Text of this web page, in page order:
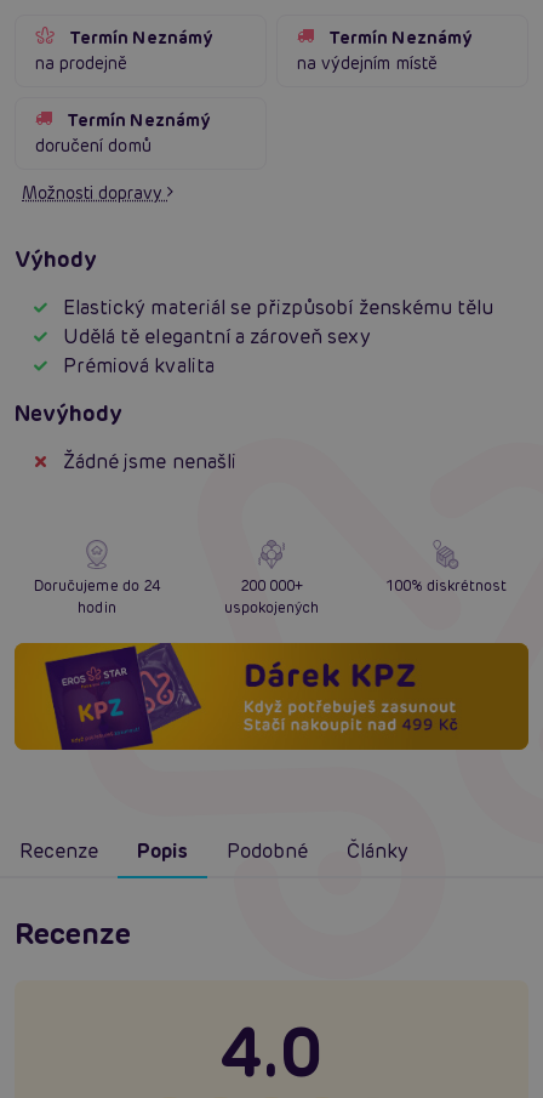
Termín Neznámý
na prodejně
Termín Neznámý
na výdejním místě
Termín Neznámý
doručení domů
Možnosti dopravy
Výhody
Elastický materiál se přizpůsobí ženskému tělu
Udělá tě elegantní a zároveň sexy
Prémiová kvalita
Nevýhody
Žádné jsme nenašli
Doručujeme do 24
hodin
200 000+
uspokojených
100% diskrétnost
Recenze Popis Podobné Články
Recenze
4.0